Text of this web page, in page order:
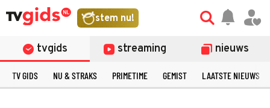
stem nu!
tvgids streaming nieuws
TV GIDS NU & STRAKS PRIMETIME GEMIST LAATSTE NIEUWS